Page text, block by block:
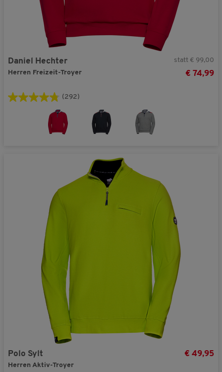
Daniel Hechter
Herren Freizeit-Troyer
statt € 99,00
€ 74,99
(292)
Polo Sylt
Herren Aktiv-Troyer
€ 49,95